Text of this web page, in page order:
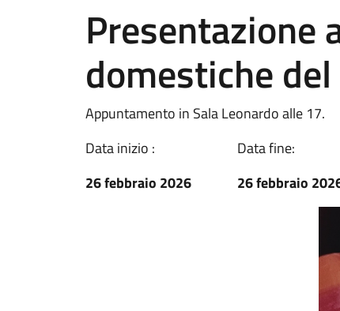
Presentazione
domestiche
Appuntamento in Sala Leonardo alle 17.
Data inizio :
26 febbraio 2026
Data fine:
26 febbraio